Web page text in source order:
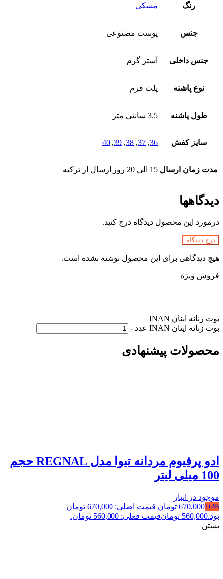
رنگ مشکی
جنس پوست مصنوعی
جنس داخلی آستر گرم
نوع پاشنه پلت فرم
طول پاشنه 3.5 سانتی متر
سایز کفش 36
,
37
,
38
,
39
,
40
مدت زمان ارسال 15 الی 20 روز ارسال از ترکیه
دیدگاهها
درمورد این محصول دیدگاه درج کنید.
درج دیدگاه
هیچ دیدگاهی برای این محصول نوشته نشده است.
فروش ویژه
بوت زنانه اینان INAN
بوت زنانه اینان INAN عدد
-
+
محصولات پیشنهادی
ادو پرفیوم مردانه تیوا مدل REGNAL حجم
100 میلی لیتر
موجود در انبار
16%
670,000 تومان
قیمت اصلی: 670,000 تومان
بود.560,000 تومانقیمت فعلی: 560,000 تومان.
بستن